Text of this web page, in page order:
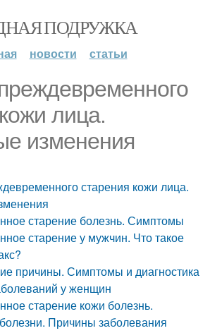
ПОДРУЖКА
новости статьи
лица.
изменения
старения кожи лица.
старение болезнь. Симптомы
старение у мужчин. Что такое
причины. Симптомы и диагностика
у женщин
старение кожи болезнь.
Причины заболевания